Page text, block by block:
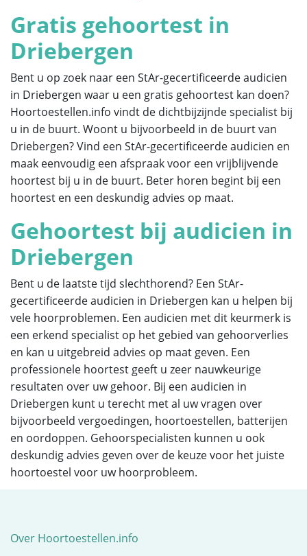
Gratis gehoortest in
Driebergen
Bent u op zoek naar een StAr-gecertificeerde audicien
in Driebergen waar u een gratis gehoortest kan doen?
Hoortoestellen.info vindt de dichtbijzijnde specialist bij
u in de buurt. Woont u bijvoorbeeld in de buurt van
Driebergen? Vind een StAr-gecertificeerde audicien en
maak eenvoudig een afspraak voor een vrijblijvende
hoortest bij u in de buurt. Beter horen begint bij een
hoortest en een deskundig advies op maat.
Gehoortest bij audicien in
Driebergen
Bent u de laatste tijd slechthorend? Een StAr-
gecertificeerde audicien in Driebergen kan u helpen bij
vele hoorproblemen. Een audicien met dit keurmerk is
een erkend specialist op het gebied van gehoorverlies
en kan u uitgebreid advies op maat geven. Een
professionele hoortest geeft u zeer nauwkeurige
resultaten over uw gehoor. Bij een audicien in
Driebergen kunt u terecht met al uw vragen over
bijvoorbeeld vergoedingen, hoortoestellen, batterijen
en oordoppen. Gehoorspecialisten kunnen u ook
deskundig advies geven over de keuze voor het juiste
hoortoestel voor uw hoorprobleem.
Over Hoortoestellen.info